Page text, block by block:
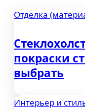
Отделка
покраски
выбрать
Интерьер и